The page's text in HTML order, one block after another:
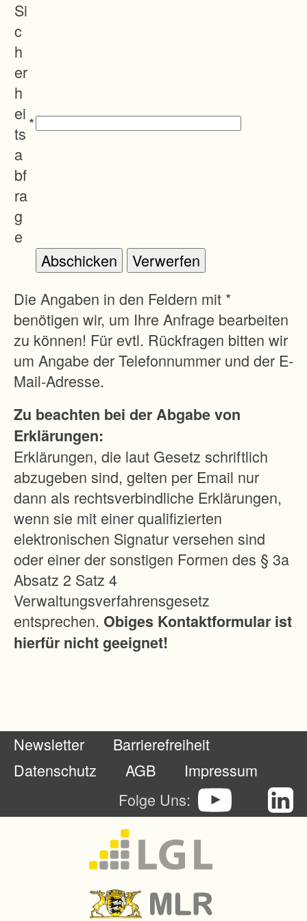
Si
c
h
er
h
ei
ts
a
bf
ra
g
e
*
Die Angaben in den Feldern mit *
benötigen wir, um Ihre Anfrage bearbeiten
zu können! Für evtl. Rückfragen bitten wir
um Angabe der Telefonnummer und der E-
Mail-Adresse.
Zu beachten bei der Abgabe von
Erklärungen:
Erklärungen, die laut Gesetz schriftlich
abzugeben sind, gelten per Email nur
dann als rechtsverbindliche Erklärungen,
wenn sie mit einer qualifizierten
elektronischen Signatur versehen sind
oder einer der sonstigen Formen des § 3a
Absatz 2 Satz 4
Verwaltungsverfahrensgesetz
entsprechen. Obiges Kontaktformular ist
hierfür nicht geeignet!
Newsletter
Barrierefreiheit
Datenschutz
AGB
Impressum
Folge Uns: